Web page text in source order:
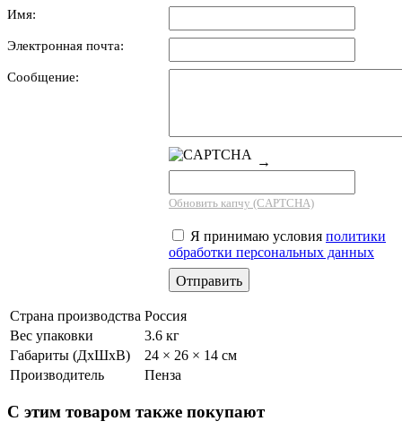
Имя:
Электронная почта:
Сообщение:
→
Обновить капчу (CAPTCHA)
Я принимаю условия политики
обработки персональных данных
Страна производства Россия
Вес упаковки
3.6 кг
Габариты (ДхШхВ)
24 × 26 × 14 см
Производитель
Пенза
С этим товаром также покупают